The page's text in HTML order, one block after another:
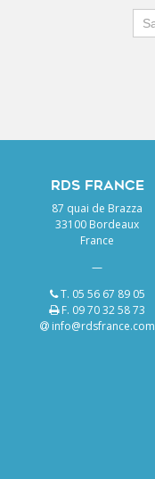
RDS FRANCE
87 quai de Brazza
33100 Bordeaux
France
—
T. 05 56 67 89 05
F. 09 70 32 58 73
info@rdsfrance.com